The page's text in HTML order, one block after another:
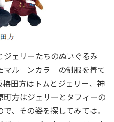
ェリーたちのぬいぐるみ
ルーンカラーの制服を着て
田方はトムとジェリー、神
方はジェリーとタフィーの
、その姿を探してみては。